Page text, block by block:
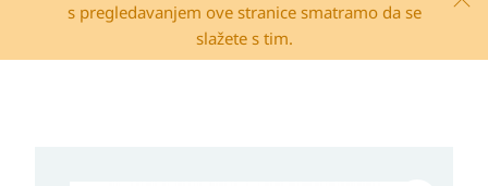
s pregledavanjem ove stranice smatramo da se
slažete s tim.